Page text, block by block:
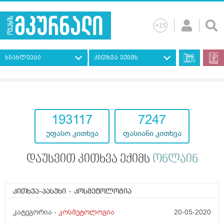
სიახლეები კითხვა ექიმს
193117
უფასო კითხვა
7247
ფასიანი კითხვა
დაუსვით კითხვა ექიმს ონლაინ
კითხვა-პასუხი - კოსმეტოლოგია
კატეგორია - კოსმეტოლოგია 20-05-2020